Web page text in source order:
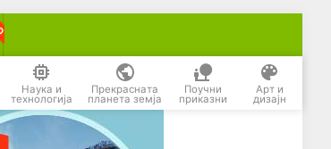
Наука и
технологија
Прекрасната
планета земја
Поучни
приказни
Арт и
дизајн